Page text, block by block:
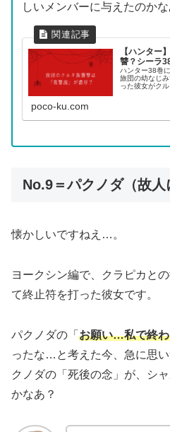
しいメンバーに与えたのか
【ハンター
讐？シーラ
ハンター38巻
旅団の幼なじ
った彼女がク
poco-ku.com
No.9＝パクノダ（故人
懐かしいですねえ…。
ヨークシン編で、クラピカと
て終止符を打った彼女です。
パクノダの「 お願い…私で終
ったな…と考えた今、急に思
クノダの「死後の念」が、シ
かなあ？